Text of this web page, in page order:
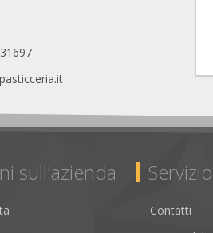
sull'azienda
Contatti